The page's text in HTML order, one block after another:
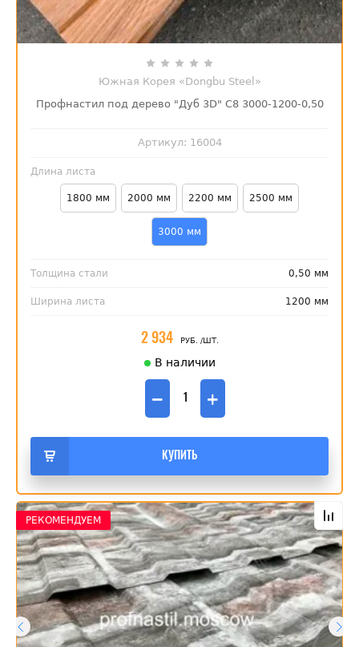
Южная Корея «Dongbu Steel»
Профнастил под дерево "Дуб 3D" С8 3000-1200-0,50
Артикул: 16004
Длина листа
1800 мм 2000 мм 2200 мм 2500 мм
3000 мм
Толщина стали 0,50 мм
Ширина листа 1200 мм
2 934 РУБ. /ШТ.
В наличии
− +
КУПИТЬ
РЕКОМЕНДУЕМ